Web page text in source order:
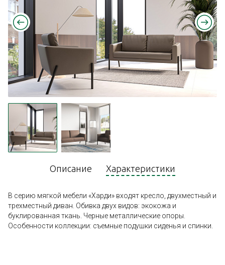
Описание Характеристики
В серию мягкой мебели «Харди» входят кресло, двухместный и
трехместный диван. Обивка двух видов: экокожа и
буклированная ткань. Черные металлические опоры.
Особенности коллекции: съемные подушки сиденья и спинки.